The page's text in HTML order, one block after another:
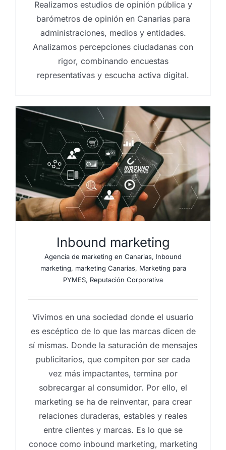
Realizamos estudios de opinión pública y
barómetros de opinión en Canarias para
administraciones, medios y entidades.
Analizamos percepciones ciudadanas con
rigor, combinando encuestas
representativas y escucha activa digital.
Inbound marketing
Agencia de marketing en Canarias, Inbound
marketing, marketing Canarias, Marketing para
PYMES, Reputación Corporativa
Vivimos en una sociedad donde el usuario
es escéptico de lo que las marcas dicen de
sí mismas. Donde la saturación de mensajes
publicitarios, que compiten por ser cada
vez más impactantes, termina por
sobrecargar al consumidor. Por ello, el
marketing se ha de reinventar, para crear
relaciones duraderas, estables y reales
entre clientes y marcas. Es lo que se
conoce como inbound marketing, marketing